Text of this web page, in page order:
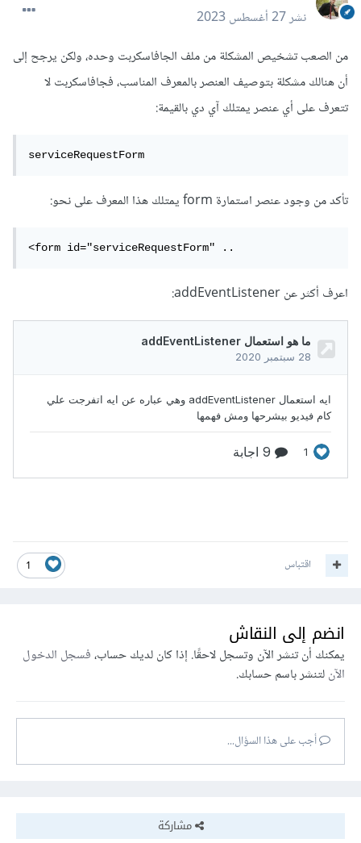
نشر27 أغسطس 2023
من الصعب تشخيص المشكلة من ملف الجافاسكربت وحده، ولكن يرجح إلى
أن هنالك مشكلة بتوصيف العنصر بالمعرف المناسب، فجافاسكربت لا
تتعرف على أي عنصر يمتلك آي دي بالقيمة:
serviceRequestForm
تأكد من وجود عنصر استمارة form يمتلك هذا المعرف على نحو:
<form id="serviceRequestForm" ..
اعرف أكثر عن addEventListener:
1 اقتباس
انضم إلى النقاش
يمكنك أن تنشر الآن وتسجل لاحقًا. إذا كان لديك حساب،فسجل الدخول
الآنلتنشر باسم حسابك.
أجب على هذا السؤال...
مشاركة